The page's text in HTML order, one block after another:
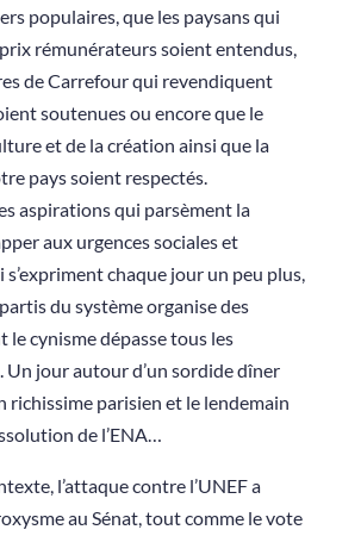
populaires, que les paysans qui
rémunérateurs soient entendus,
de Carrefour qui revendiquent
soutenues ou encore que le
et de la création ainsi que la
pays soient respectés.
aspirations qui parsèment la
aux urgences sociales et
chaque jour un peu plus,
du système organise des
le cynisme dépasse tous les
Un jour autour d’un sordide dîner
richissime parisien et le lendemain
de l’ENA…
l’attaque contre l’UNEF a
au Sénat, tout comme le vote